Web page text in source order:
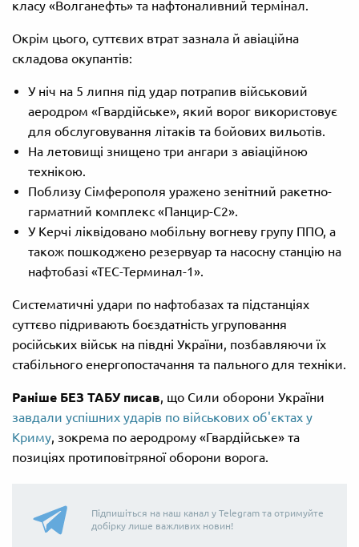
класу «Волганефть» та нафтоналивний термінал.
Окрім цього, суттєвих втрат зазнала й авіаційна
складова окупантів:
У ніч на 5 липня під удар потрапив військовий
аеродром «Гвардійське», який ворог використовує
для обслуговування літаків та бойових вильотів.
На летовищі знищено три ангари з авіаційною
технікою.
Поблизу Сімферополя уражено зенітний ракетно-
гарматний комплекс «Панцир-С2».
У Керчі ліквідовано мобільну вогневу групу ППО, а
також пошкоджено резервуар та насосну станцію на
нафтобазі «ТЕС-Терминал-1».
Систематичні удари по нафтобазах та підстанціях
суттєво підривають боєздатність угруповання
російських військ на півдні України, позбавляючи їх
стабільного енергопостачання та пального для техніки.
Раніше БЕЗ ТАБУ писав, що Сили оборони України
завдали успішних ударів по військових об'єктах у
Криму, зокрема по аеродрому «Гвардійське» та
позиціях протиповітряної оборони ворога.
Підпишіться на наш канал у Telegram та отримуйте
добірку лише важливих новин!